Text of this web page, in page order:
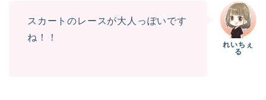
スカートのレースが大人っぽいです
ね！！